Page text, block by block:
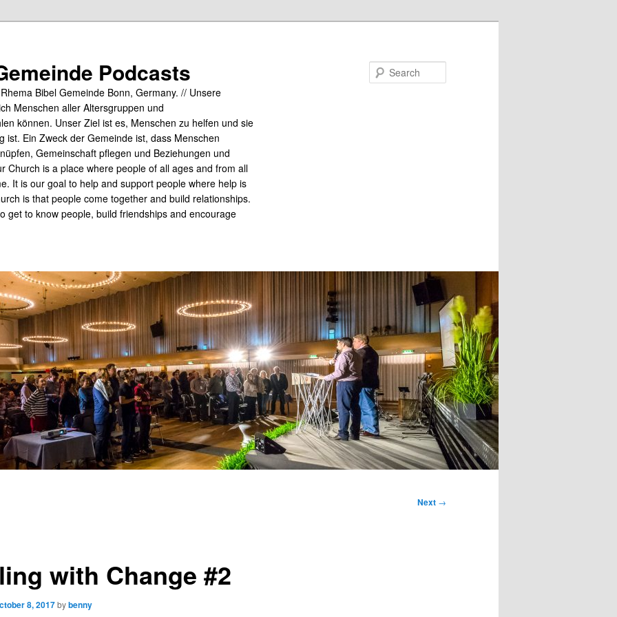
Podcasts
Bibel Gemeinde Bonn, Germany. // Unsere
Menschen aller Altersgruppen und
können. Unser Ziel ist es, Menschen zu helfen und sie
ist. Ein Zweck der Gemeinde ist, dass Menschen
Gemeinschaft pflegen und Beziehungen und
Church is a place where people of all ages and from all
It is our goal to help and support people where help is
is that people come together and build relationships.
get to know people, build friendships and encourage
Next →
with Change #2
8, 2017bybenny